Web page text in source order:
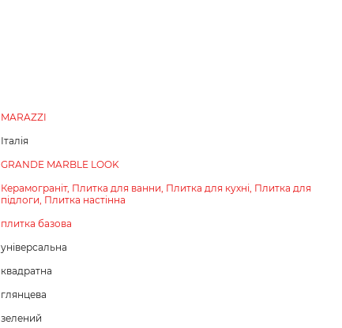
MARAZZI
Італія
GRANDE MARBLE LOOK
Керамограніт, Плитка для ванни, Плитка для кухні, Плитка для
підлоги, Плитка настінна
плитка базова
універсальна
квадратна
глянцева
зелений